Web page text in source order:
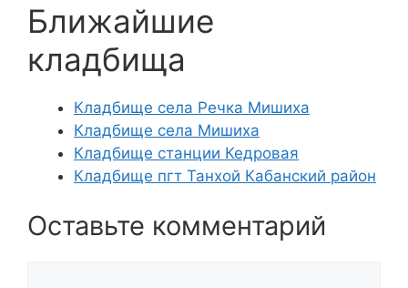
Ближайшие
кладбища
Кладбище села Речка Мишиха
Кладбище села Мишиха
Кладбище станции Кедровая
Кладбище пгт Танхой Кабанский район
Оставьте комментарий